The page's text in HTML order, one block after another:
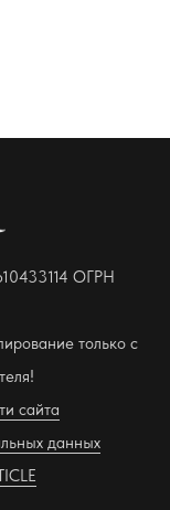
ОГРН
только с
сайта
данных